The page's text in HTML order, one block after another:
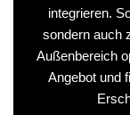
integrieren.
sondern auch
Außenbereich
Angebot und